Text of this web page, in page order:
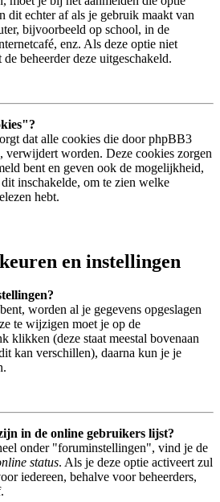
dit echter af als je gebruik maakt van
bijvoorbeeld op school, in de
enz. Als deze optie niet
beheerder deze uitgeschakeld.
dat alle cookies die door phpBB3
verwijdert worden. Deze cookies zorgen
bent en geven ook de mogelijkheid,
inschakelde, om te zien welke
hebt.
en instellingen
worden al je gegevens opgeslagen
te wijzigen moet je op de
klikken (deze staat meestal bovenaan
kan verschillen), daarna kun je je
in de online gebruikers lijst?
onder "foruminstellingen", vind je de
status. Als je deze optie activeert zul
iedereen, behalve voor beheerders,